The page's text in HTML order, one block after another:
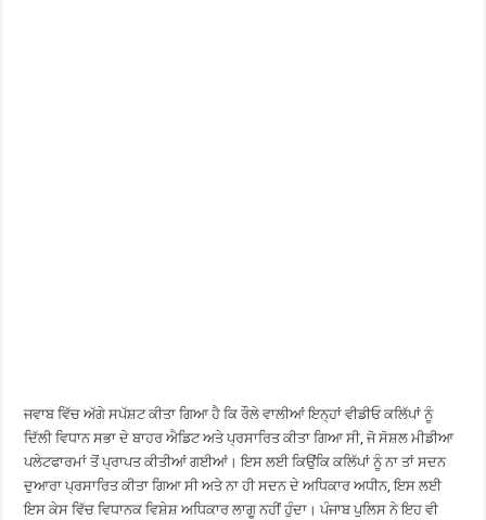
ਜਵਾਬ ਵਿੱਚ ਅੱਗੇ ਸਪੱਸ਼ਟ ਕੀਤਾ ਗਿਆ ਹੈ ਕਿ ਰੌਲੇ ਵਾਲੀਆਂ ਇਨ੍ਹਾਂ ਵੀਡੀਓ ਕਲਿੱਪਾਂ ਨੂੰ
ਦਿੱਲੀ ਵਿਧਾਨ ਸਭਾ ਦੇ ਬਾਹਰ ਐਡਿਟ ਅਤੇ ਪ੍ਰਸਾਰਿਤ ਕੀਤਾ ਗਿਆ ਸੀ, ਜੋ ਸੋਸ਼ਲ ਮੀਡੀਆ
ਪਲੇਟਫਾਰਮਾਂ ਤੋਂ ਪ੍ਰਾਪਤ ਕੀਤੀਆਂ ਗਈਆਂ। ਇਸ ਲਈ ਕਿਉਂਕਿ ਕਲਿੱਪਾਂ ਨੂੰ ਨਾ ਤਾਂ ਸਦਨ
ਦੁਆਰਾ ਪ੍ਰਸਾਰਿਤ ਕੀਤਾ ਗਿਆ ਸੀ ਅਤੇ ਨਾ ਹੀ ਸਦਨ ਦੇ ਅਧਿਕਾਰ ਅਧੀਨ, ਇਸ ਲਈ
ਇਸ ਕੇਸ ਵਿੱਚ ਵਿਧਾਨਕ ਵਿਸ਼ੇਸ਼ ਅਧਿਕਾਰ ਲਾਗੂ ਨਹੀਂ ਹੁੰਦਾ। ਪੰਜਾਬ ਪੁਲਿਸ ਨੇ ਇਹ ਵੀ